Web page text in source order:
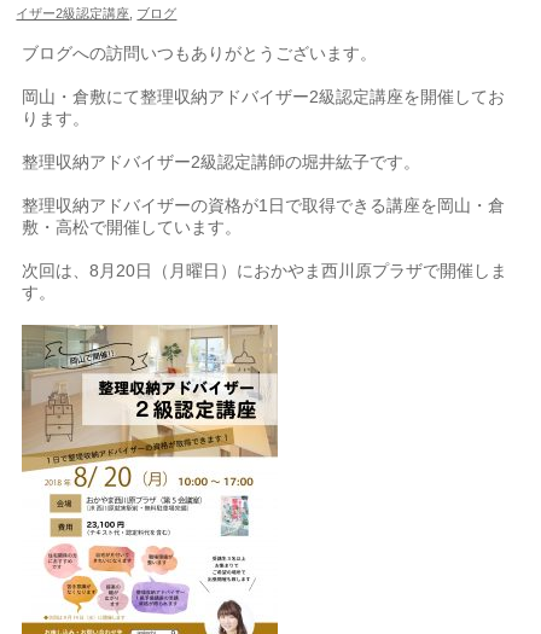
イザー2級認定講座
ブログ
ブログへの訪問いつもありがとうございます。
岡山・倉敷にて整理収納アドバイザー2級認定講座を開催してお
ります。
整理収納アドバイザー2級認定講師の堀井紘子です。
整理収納アドバイザーの資格が1日で取得できる講座を岡山・倉
敷・高松で開催しています。
次回は、8月20日（月曜日）におかやま西川原プラザで開催しま
す。